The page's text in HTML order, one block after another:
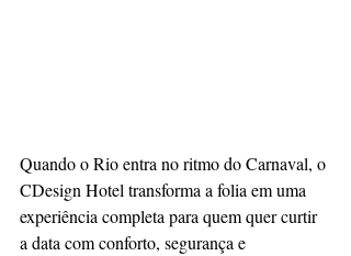
Quando o Rio entra no ritmo do Carnaval, o
CDesign Hotel transforma a folia em uma
experiência completa para quem quer curtir
a data com conforto, segurança e